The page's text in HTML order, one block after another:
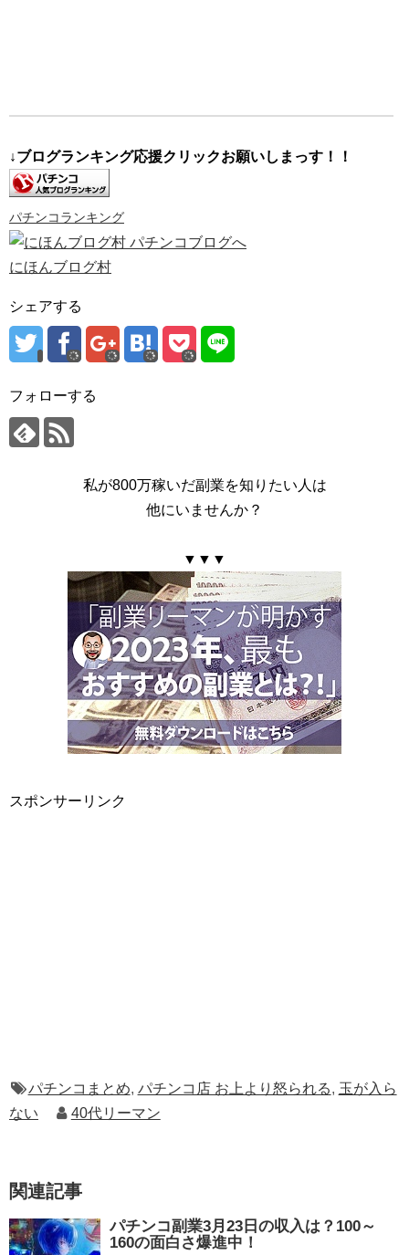
↓ブログランキング応援クリックお願いしまっす！！
パチンコランキング
にほんブログ村
シェアする
フォローする
私が800万稼いだ副業を知りたい人は
他にいませんか？
▼▼▼
スポンサーリンク
パチンコまとめ, パチンコ店 お上より怒られる, 玉が入ら
ない
40代リーマン
関連記事
パチンコ副業3月23日の収入は？100～
160の面白さ爆進中！